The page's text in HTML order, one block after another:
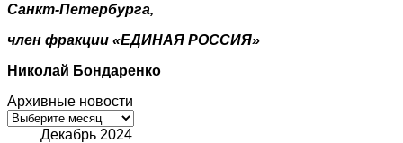
Санкт-Петербурга,
член фракции «ЕДИНАЯ РОССИЯ»
Николай Бондаренко
Архивные новости
Архивные
новостиДекабрь 2024